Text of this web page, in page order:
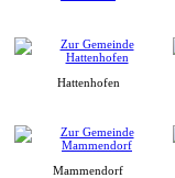
Hattenhofen
Mammendorf